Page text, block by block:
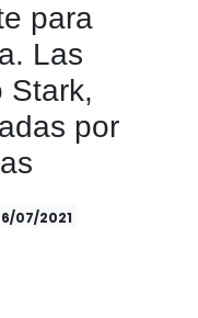
para
Las
Stark,
por
07/2021